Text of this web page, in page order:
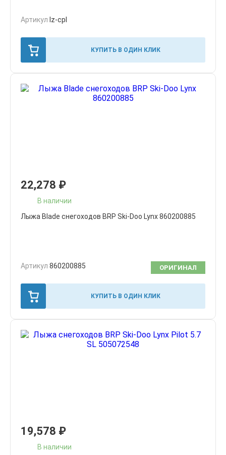
Артикул lz-cpl
КУПИТЬ В ОДИН КЛИК
22,278 ₽
В наличии
Лыжа Blade снегоходов BRP Ski-Doo Lynx 860200885
Артикул 860200885 ОРИГИНАЛ
КУПИТЬ В ОДИН КЛИК
19,578 ₽
В наличии